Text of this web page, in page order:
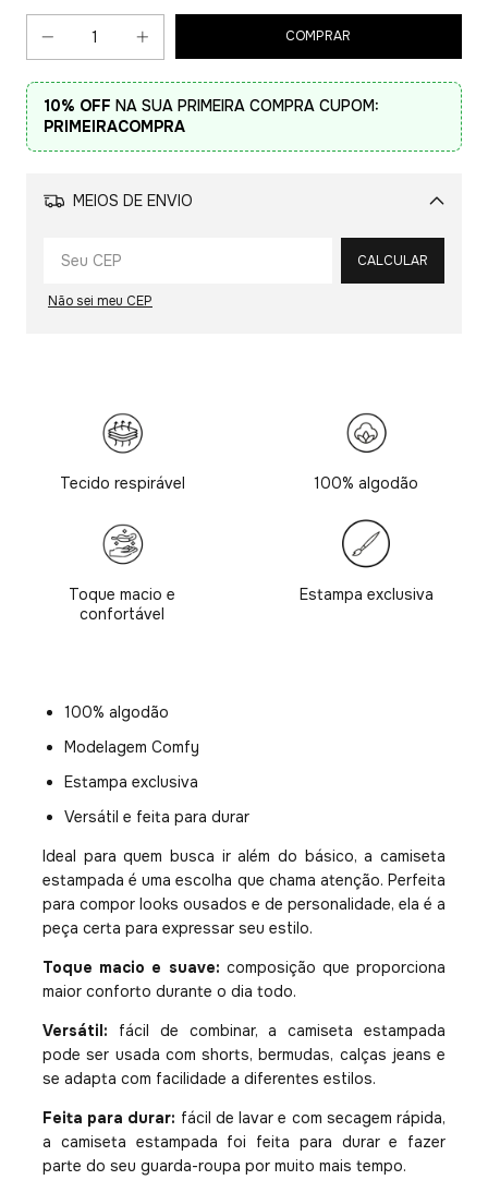
10% OFF NA SUA PRIMEIRA COMPRA CUPOM:
PRIMEIRACOMPRA
MEIOS DE ENVIO
Alterar CEP
CALCULAR
Não sei meu CEP
Tecido respirável 100% algodão
Toque macio e
confortável
Estampa exclusiva
100% algodão
Modelagem Comfy
Estampa exclusiva
Versátil e feita para durar
Ideal para quem busca ir além do básico, a camiseta
estampada é uma escolha que chama atenção. Perfeita
para compor looks ousados e de personalidade, ela é a
peça certa para expressar seu estilo.
Toque macio e suave: composição que proporciona
maior conforto durante o dia todo.
Versátil: fácil de combinar, a camiseta estampada
pode ser usada com shorts, bermudas, calças jeans e
se adapta com facilidade a diferentes estilos.
Feita para durar: fácil de lavar e com secagem rápida,
a camiseta estampada foi feita para durar e fazer
parte do seu guarda-roupa por muito mais tempo.